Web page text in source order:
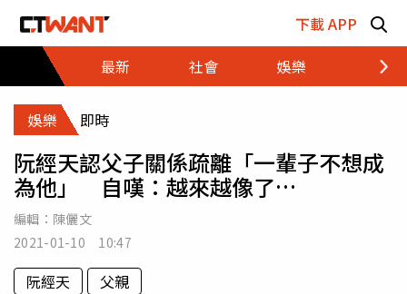
下載 APP
最新
社會 娛樂 財經
娛樂 即時
阮經天認父子關係疏離「一輩子不想成
為他」 自嘆：越來越像了…
編輯： 陳儷文
2021-01-10 10:47
阮經天 父親